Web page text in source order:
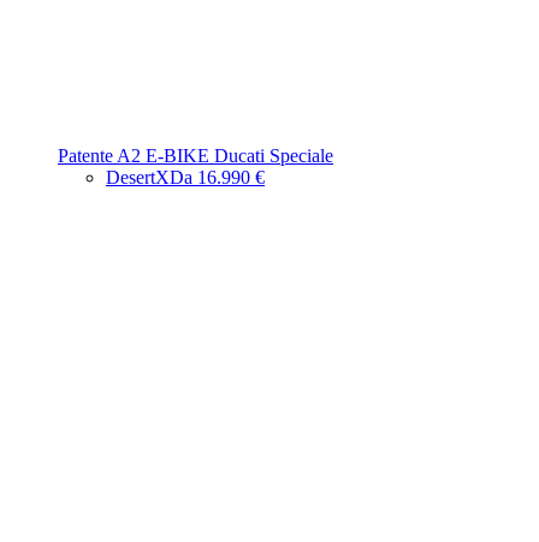
Patente A2 E-BIKE Ducati Speciale
DesertXDa 16.990 €